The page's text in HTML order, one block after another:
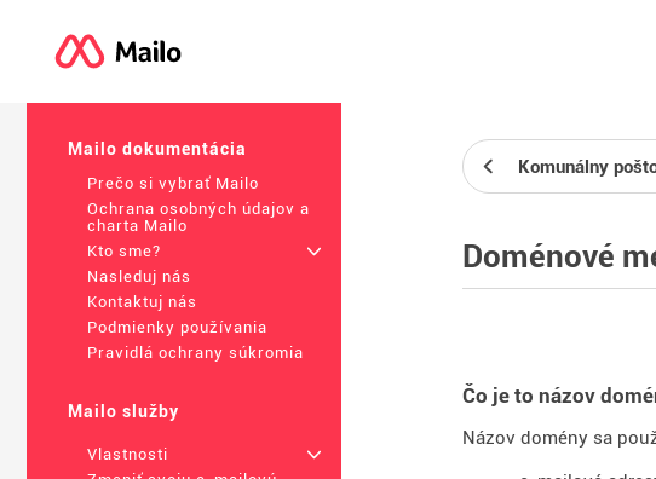
Mailo dokumentácia
Prečo si vybrať Mailo
Ochrana osobných údajov a
charta Mailo
Kto sme?
+
Nasleduj nás
Kontaktuj nás
Podmienky používania
Pravidlá ochrany súkromia
Mailo služby
Vlastnosti
+
Komunálny
Doménové
Čo je to názov
Názov domény sa